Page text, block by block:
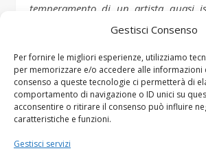
Gestisci Consenso
Per fornire le migliori esperienze, utilizziamo
per memorizzare e/o accedere alle informazioni
consenso a queste tecnologie ci permetterà di
comportamento di navigazione o ID unici su
acconsentire o ritirare il consenso può influire
caratteristiche e funzioni.
Gestisci servizi
temperamento di un artista quasi
Contrada esce definitivamente
pittura irpina…. Tale
consapevolezza che in Contrada
prima perchè un uomo sia artista: il
Un temperamento emotivo,
in eterno movimento, costantemente
piano di onestà pittorica, di sincerità